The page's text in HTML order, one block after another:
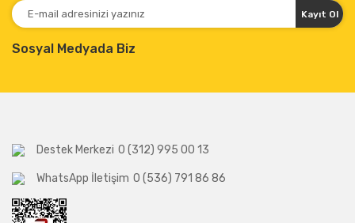
Kayıt Ol
Sosyal Medyada Biz
Destek Merkezi 0 (312) 995 00 13
WhatsApp İletişim 0 (536) 791 86 86